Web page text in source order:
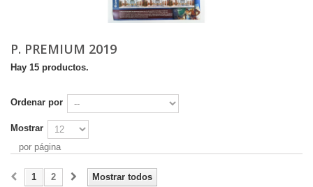
P. PREMIUM 2019
Hay 15 productos.
Ordenar por
Mostrar
por página
Mostrar todos
1 2